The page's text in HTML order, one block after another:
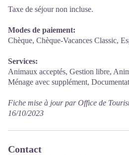
Taxe de séjour non incluse.
Modes de paiement:
Chèque, Chèque-Vacances Classic,
Services:
Animaux acceptés, Gestion libre,
Ménage avec supplément,
Fiche mise à jour par Office de
16/10/2023
Contact